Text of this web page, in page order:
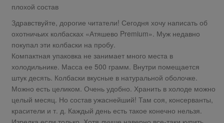
плохой состав
Здравствуйте, дорогие читатели! Сегодня хочу написать об
охотничьих колбасках «Атяшево Premium». Муж недавно
покупал эти колбаски на пробу.
Компактная упаковка не занимает много места в
холодильнике. Масса ее 500 грамм. Внутри помещается
штук десять. Колбаски вкусные в натуральной оболочке.
Можно есть целиком. Очень удобно. Хранить в холоде можно
целый месяц. Но состав ужаснейший! Там соя, консерванты,
красители и т. д. Каждый день есть такое конечно нельзя.